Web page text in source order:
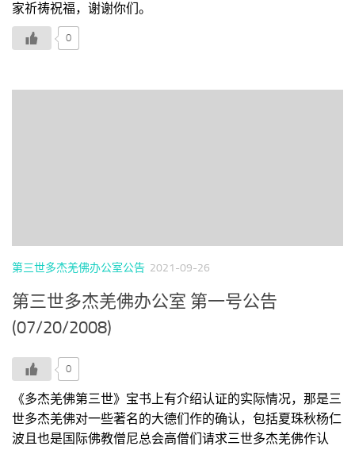
家祈祷祝福，谢谢你们。
0
第三世多杰羌佛办公室公告 2021-09-26
第三世多杰羌佛办公室 第一号公告
(07/20/2008)
0
《多杰羌佛第三世》宝书上有介绍认证的实际情况，那是三
世多杰羌佛对一些著名的大德们作的确认，包括夏珠秋杨仁
波且也是国际佛教僧尼总会高僧们请求三世多杰羌佛作认